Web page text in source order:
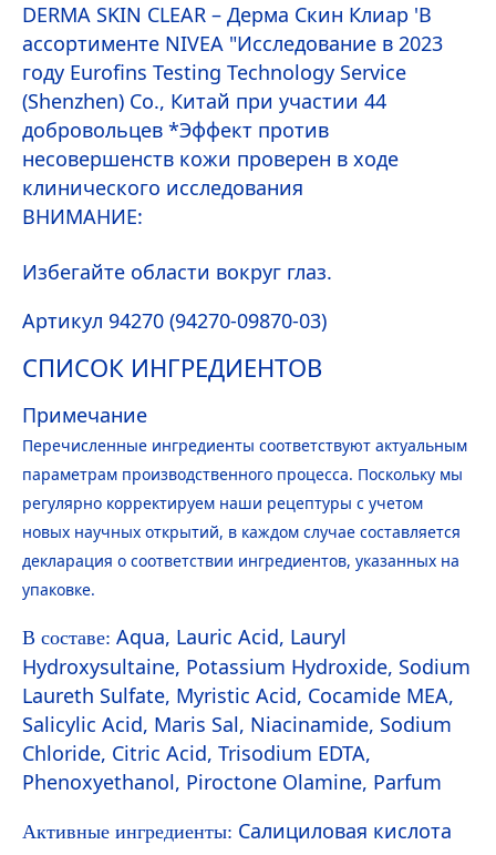
DERMA SKIN CLEAR – Дерма Скин Клиар 'В
ассортименте NIVEA "Исследование в 2023
году Eurofins Testing Technology Service
(Shenzhen) Co., Китай при участии 44
добровольцев *Эффект против
несовершенств кожи проверен в ходе
клинического исследования
ВНИМАНИЕ:
Избегайте области вокруг глаз.
Артикул 94270 (94270-09870-03)
СПИСОК ИНГРЕДИЕНТОВ
Примечание
Перечисленные ингредиенты соответствуют актуальным
параметрам производственного процесса. Поскольку мы
регулярно корректируем наши рецептуры с учетом
новых научных открытий, в каждом случае составляется
декларация о соответствии ингредиентов, указанных на
упаковке.
В составе: Aqua, Lauric Acid, Lauryl
Hydroxysultaine, Potassium Hydroxide, Sodium
Laureth Sulfate, Myristic Acid, Cocamide MEA,
Salicylic Acid, Maris Sal, Niacinamide, Sodium
Chloride, Citric Acid, Trisodium EDTA,
Phenoxyethanol, Piroctone Olamine, Parfum
Активные ингредиенты: Салициловая кислота